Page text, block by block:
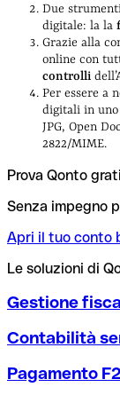
Due
digitale: la la
Grazie alla
online con
controlli
Per essere a
digitali in
JPG, Open
2822/MIME.
Prova Qonto
Senza impegno
Apri il tuo conto
Le soluzioni di
Gestione
Contabilità
Pagamento